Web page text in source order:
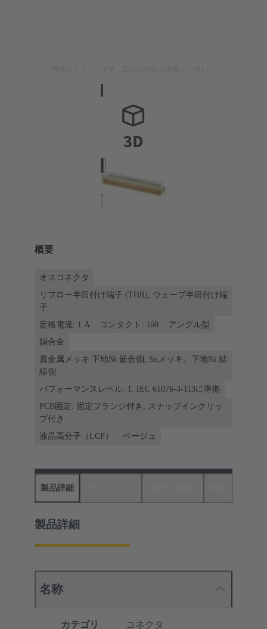
概要
オスコネクタ
リフロー半田付け端子 (THR), ウェーブ半田付け端
子
定格電流: ‌1 A
コンタクト: 160
アングル型
銅合金
貴金属メッキ 下地Ni 嵌合側, Snメッキ、下地Ni 結
線側
パフォーマンスレベル: 1, IEC 61076-4-113に準拠
PCB固定: 固定フランジ付き, スナップインクリッ
プ付き
液晶高分子（LCP）
ベージュ
製品詳細
製品詳細
名称
カテゴリ
コネクタ